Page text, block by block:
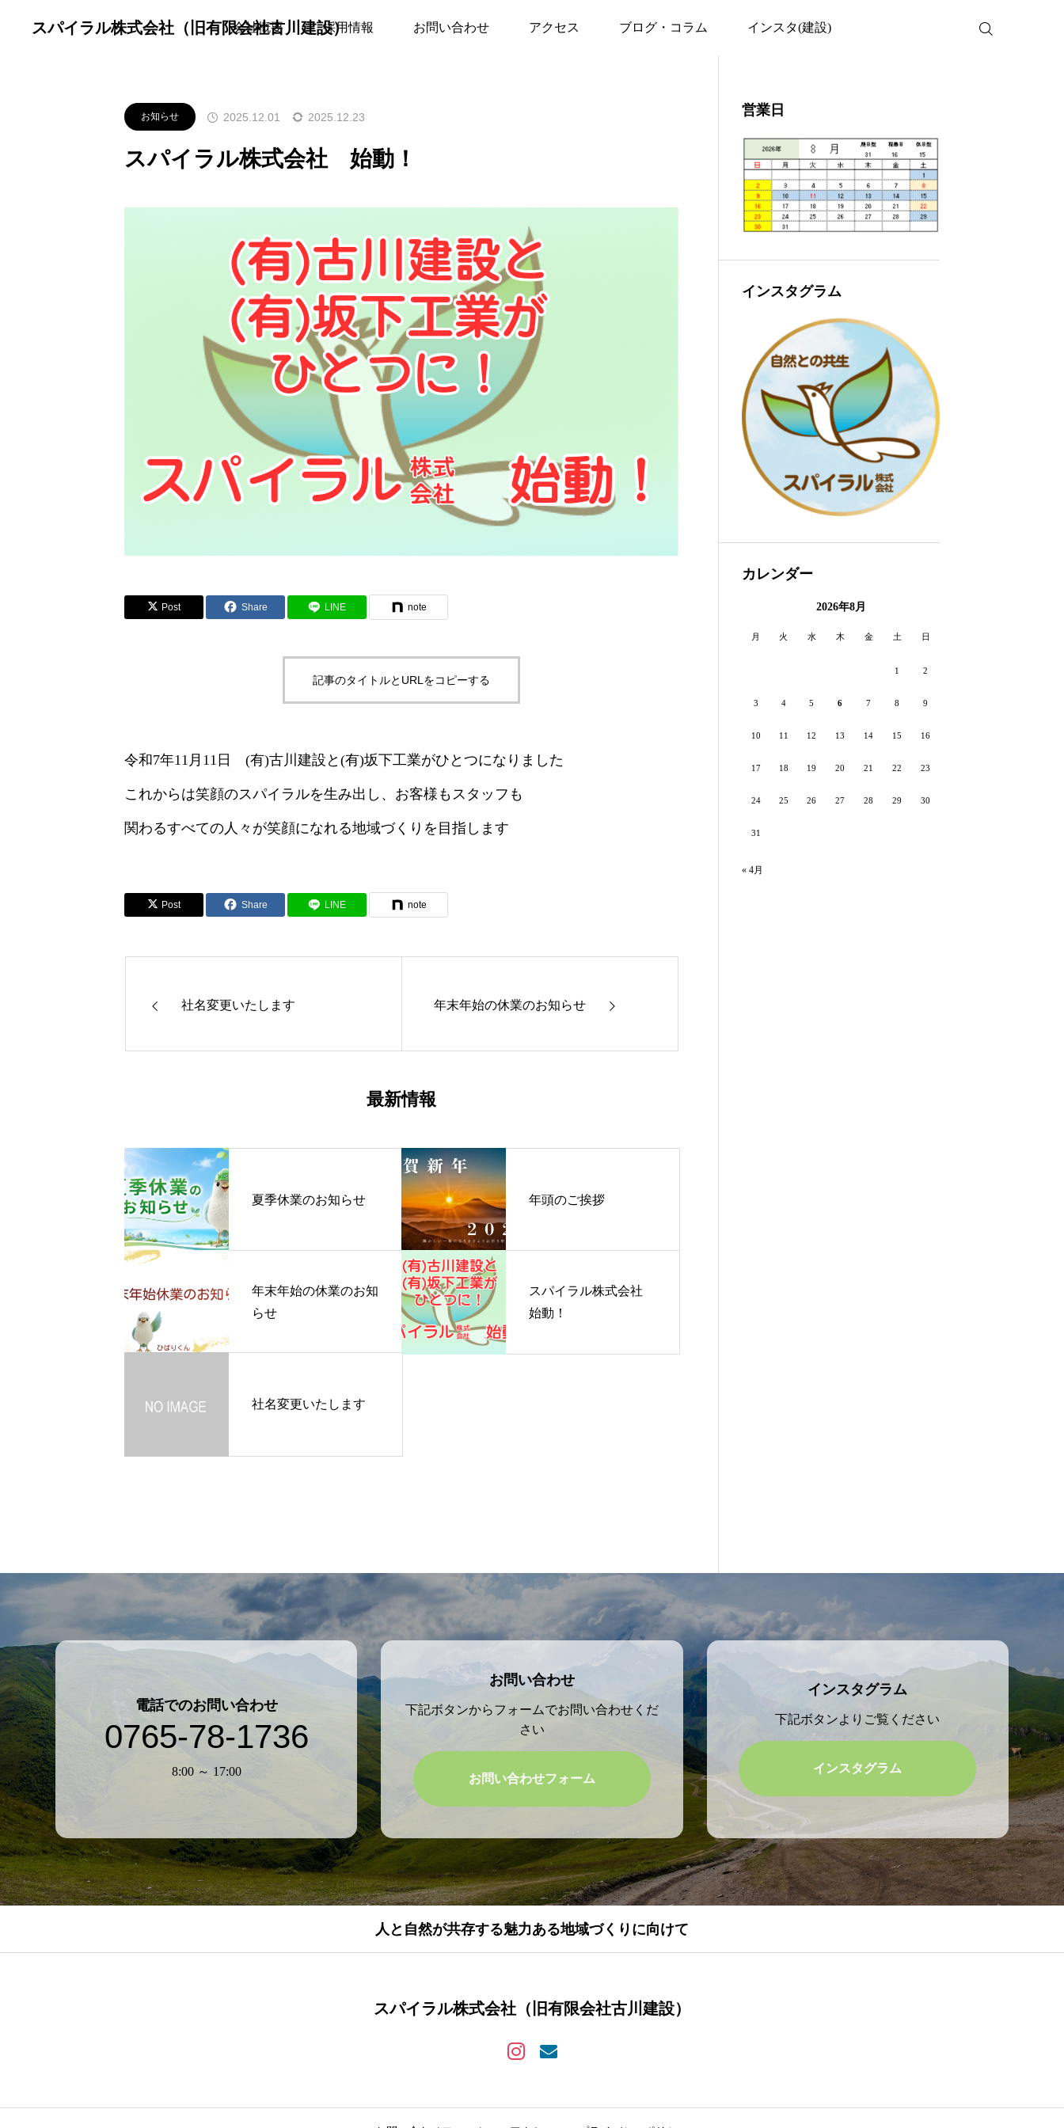
スパイラル株式会社（旧有限会社古川建設）
会社概要 採用情報 お問い合わせ アクセス ブログ・コラム インスタ(建設)
お知らせ お知らせ スパイラル株式会社 始動！
お知らせ 2025.12.01 2025.12.23
スパイラル株式会社 始動！
Post Share LINE note
記事のタイトルとURLをコピーする
令和7年11月11日 (有)古川建設と(有)坂下工業がひとつになりました
これからは笑顔のスパイラルを生み出し、お客様もスタッフも
関わるすべての人々が笑顔になれる地域づくりを目指します
Post Share LINE note
社名変更いたします 年末年始の休業のお知らせ
最新情報
夏季休業のお知らせ 年頭のご挨拶
年末年始の休業のお知
らせ
スパイラル株式会社
始動！
社名変更いたします
営業日
インスタグラム
カレンダー
2026年8月
月 火 水 木 金 土 日
1 2
3 4 5 6 7 8 9
10 11 12 13 14 15 16
17 18 19 20 21 22 23
24 25 26 27 28 29 30
31
« 4月
電話でのお問い合わせ
0765-78-1736
8:00 ～ 17:00
お問い合わせ
下記ボタンからフォームでお問い合わせくだ
さい
お問い合わせフォーム
インスタグラム
下記ボタンよりご覧ください
インスタグラム
人と自然が共存する魅力ある地域づくりに向けて
スパイラル株式会社（旧有限会社古川建設）